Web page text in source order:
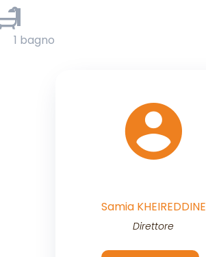
1
1 bagno
Samia KHEIREDDINE
Direttore